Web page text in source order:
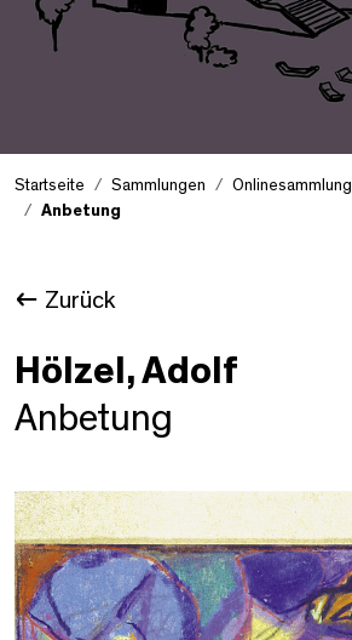
Startseite Sammlungen
Onlinesammlung
Anbetung
Zurück
Hölzel, Adolf
Anbetung